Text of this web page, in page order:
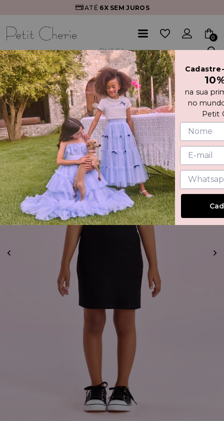
SEM JUROS
0
Início VESTIDO DE RIBANA COM STRASS
na sua
no
Petit